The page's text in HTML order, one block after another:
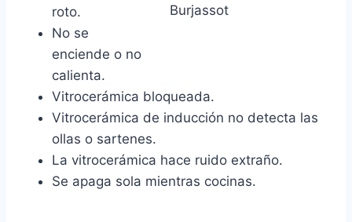
roto.
No se
enciende o no
calienta.
Vitrocerámica bloqueada.
Vitrocerámica de inducción no detecta las
ollas o sartenes.
La vitrocerámica hace ruido extraño.
Se apaga sola mientras cocinas.